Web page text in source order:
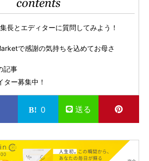
contents
長とエディターに質問してみよう！
で感謝の気持ちを込めてお母さ
記事
ー募集中！
0 送る